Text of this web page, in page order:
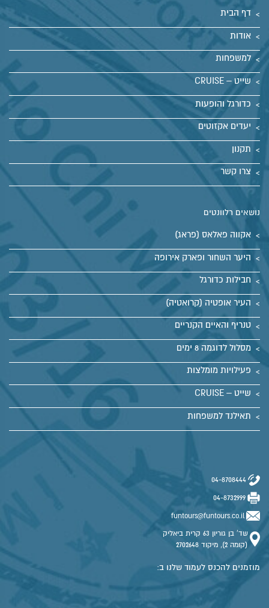
דף הבית
אודות
למשפחות
שייט – CRUISE
כדורגל והופעות
יעדים אקזוטים
תקנון
צרו קשר
נושאים רלוונטים
אקווה פאלאס (פראג)
היער השחור ופארק אירופה
חבילות כדורגל
העיר אופטיה (קרואטיה)
טנריף והאיים הקנריים
מסלול לדוגמה 8 ימים
פעילויות מומלצות
שייט – CRUISE
תאילנד למשפחות
04-8708444
04-8732999
funtours@funtours.co.il
שד' בן גוריון 63 קרית ביאליק
(קומה 2), מיקוד 2702648
מוזמנים להכנס לעמוד שלנו ב: